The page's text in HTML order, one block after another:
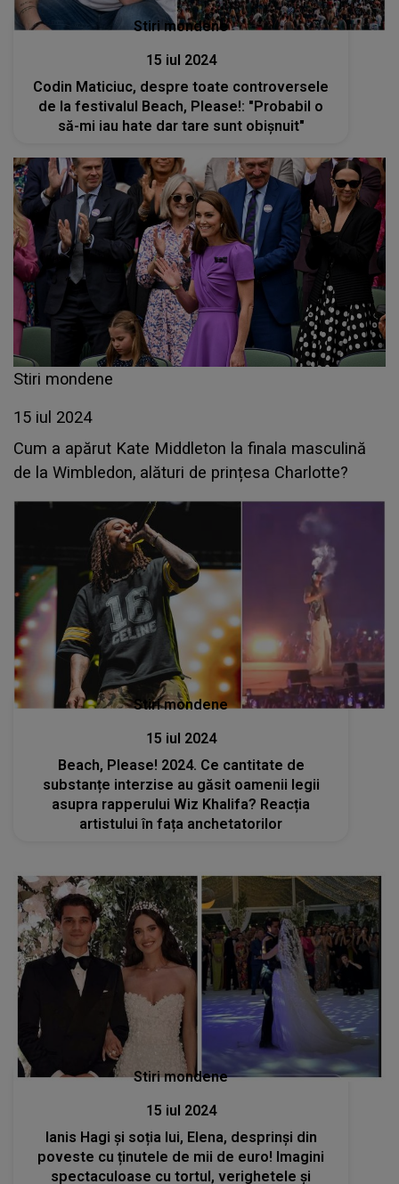
Stiri mondene
15 iul 2024
Codin Maticiuc, despre toate controversele
de la festivalul Beach, Please!: "Probabil o
să-mi iau hate dar tare sunt obișnuit"
Stiri mondene
15 iul 2024
Cum a apărut Kate Middleton la finala masculină
de la Wimbledon, alături de prințesa Charlotte?
Stiri mondene
15 iul 2024
Beach, Please! 2024. Ce cantitate de
substanțe interzise au găsit oamenii legii
asupra rapperului Wiz Khalifa? Reacția
artistului în fața anchetatorilor
Stiri mondene
15 iul 2024
Ianis Hagi și soția lui, Elena, desprinși din
poveste cu ținutele de mii de euro! Imagini
spectaculoase cu tortul, verighetele și